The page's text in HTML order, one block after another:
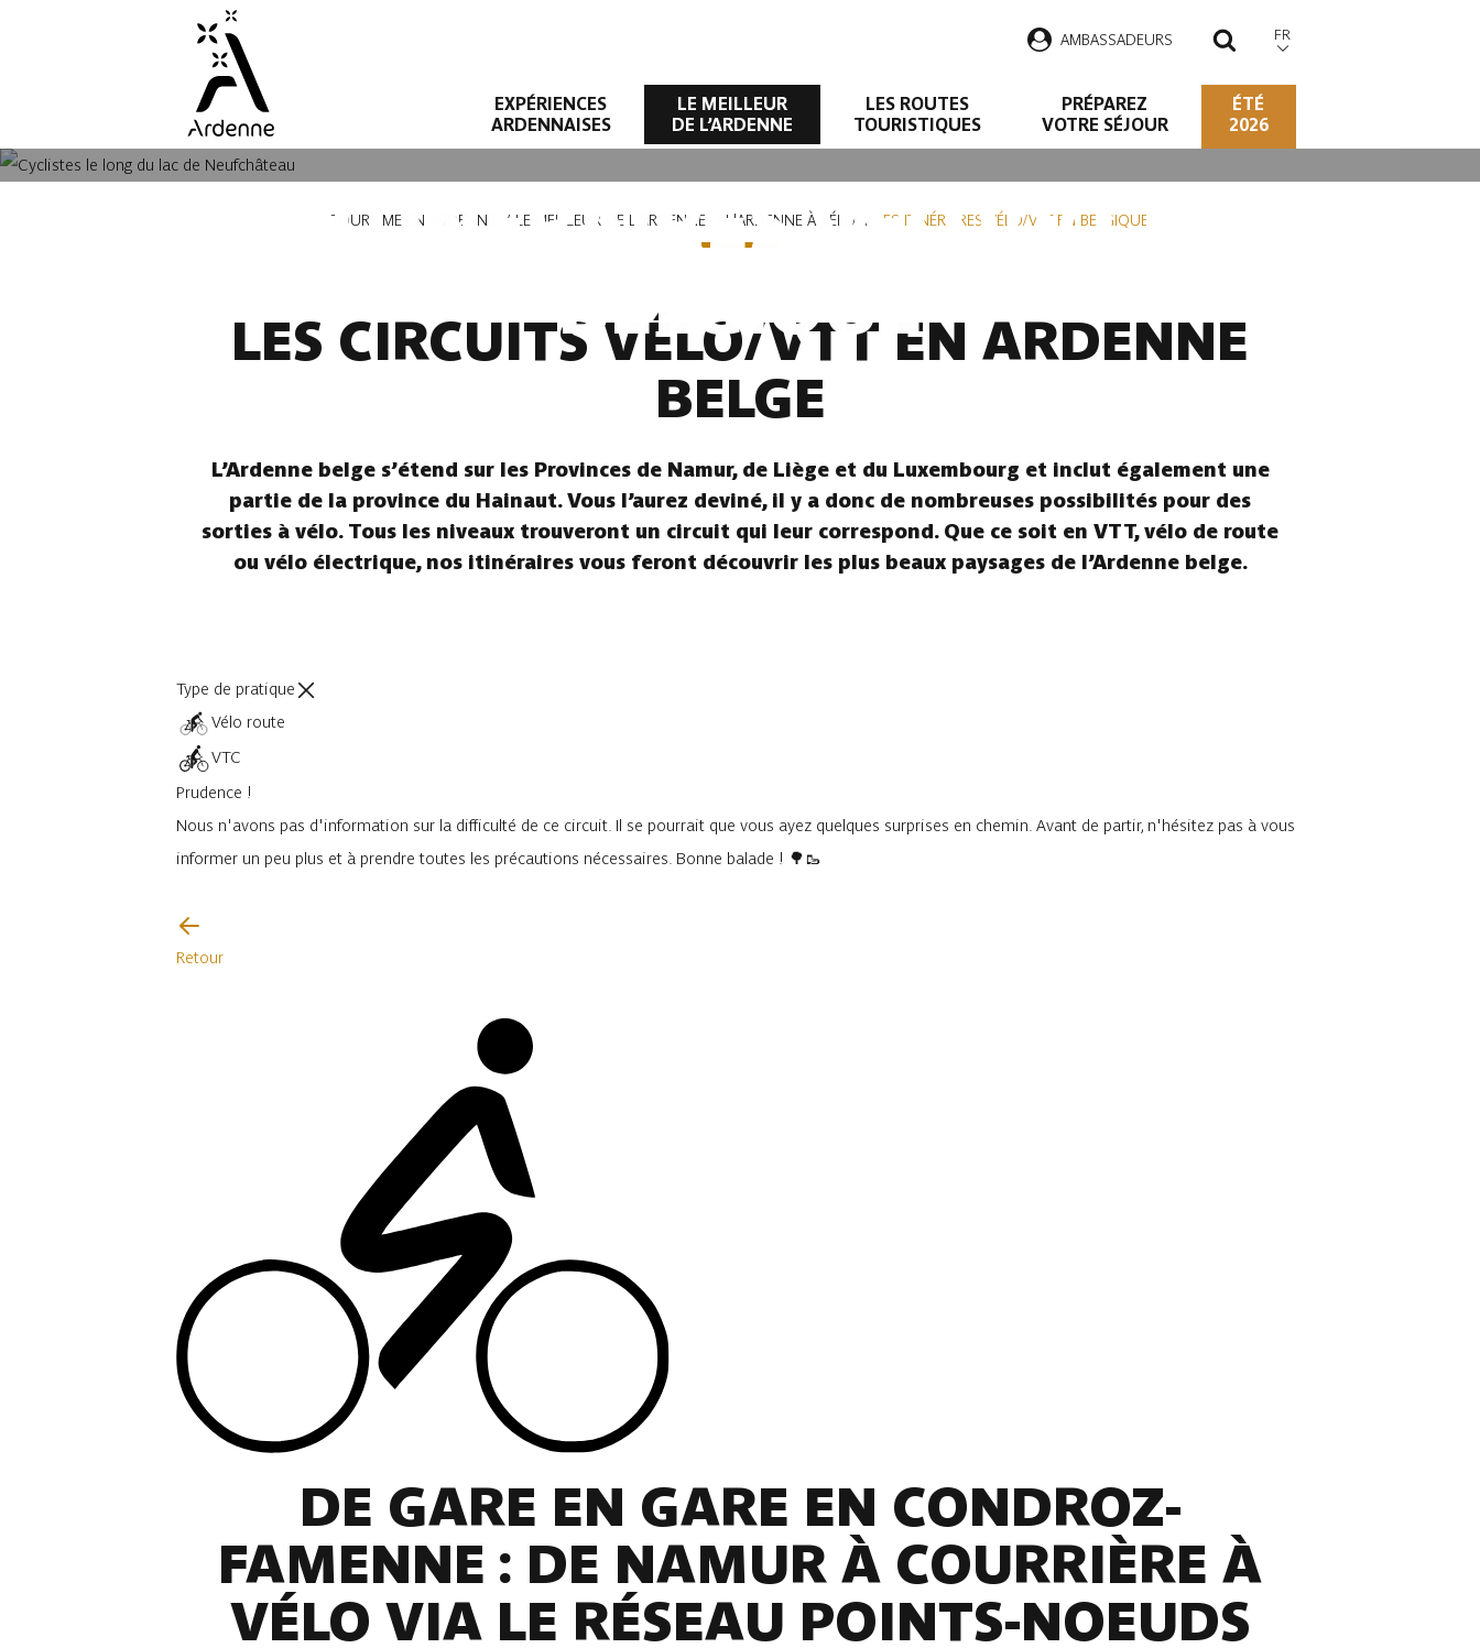
AMBASSADEURS RECHERCHER
FR
EXPÉRIENCES
ARDENNAISES
LE MEILLEUR
DE L’ARDENNE
LES ROUTES
TOURISTIQUES
PRÉPAREZ
VOTRE SÉJOUR
ÉTÉ
2026
LES ITINÉRAIRES VÉLO/VTT EN
BELGIQUE
TOURISME EN ARDENNE LE MEILLEUR DE L'ARDENNE L'ARDENNE À VÉLO LES ITINÉRAIRES VÉLO/VTT EN BELGIQUE
LES CIRCUITS VÉLO/VTT EN ARDENNE
BELGE
L’Ardenne belge s’étend sur les Provinces de Namur, de Liège et du Luxembourg et inclut également une
partie de la province du Hainaut. Vous l’aurez deviné, il y a donc de nombreuses possibilités pour des
sorties à vélo. Tous les niveaux trouveront un circuit qui leur correspond. Que ce soit en VTT, vélo de route
ou vélo électrique, nos itinéraires vous feront découvrir les plus beaux paysages de l’Ardenne belge.
Type de pratique
Vélo route
VTC
Prudence !
Nous n'avons pas d'information sur la difficulté de ce circuit. Il se pourrait que vous ayez quelques surprises en chemin. Avant de partir, n'hésitez pas à vous
informer un peu plus et à prendre toutes les précautions nécessaires. Bonne balade ! 🌳🥾
Retour
DE GARE EN GARE EN CONDROZ-
FAMENNE : DE NAMUR À COURRIÈRE À
VÉLO VIA LE RÉSEAU POINTS-NOEUDS